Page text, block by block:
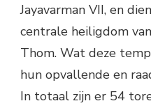
Jayavarman VII, en
centrale heiligdom
Thom. Wat deze
hun opvallende en
In totaal zijn er 54